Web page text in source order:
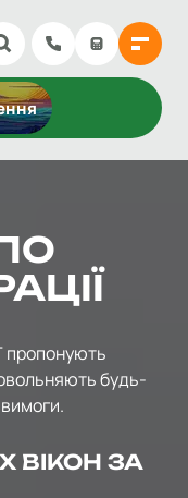
пропонують
будь-
вимоги.
ВІКОН ЗА